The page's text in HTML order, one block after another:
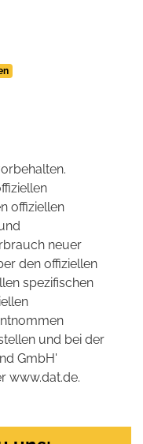
offiziellen
neuer
den offiziellen
spezifischen
und bei der
GmbH'
www.dat.de.